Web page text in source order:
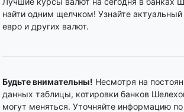
найти одним щелчком! Узнайте
евро и других валют.
Будьте внимательны! Несмотря на
данных таблицы, котировки банков
могут меняться. Уточняйте информацию